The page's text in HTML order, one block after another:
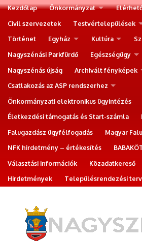
Kezdőlap Önkormányzat
Civil szervezetek
Testvértelepülések
Történet
Egyház Kultúra
Nagyszénási Parkfürdő
Egészségügy
Nagyszénás újság
Archivált fényképek
Csatlakozás az ASP rendszerhez
Önkormányzati elektronikus ügyintézés
Életkezdési támogatás és Start-számla
Falugazdász ügyfélfogadás
Magyar
NFK hirdetmény – értékesítés
Választási információk
Közadatkereső
Hirdetmények
Településrendezési